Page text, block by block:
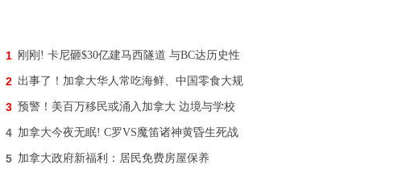
1 刚刚! 卡尼砸$30亿建马西隧道 与BC达历史性
2 出事了！加拿大华人常吃海鲜、中国零食大规
3 预警！美百万移民或涌入加拿大 边境与学校
4 加拿大今夜无眠! C罗VS魔笛诸神黄昏生死战
5 加拿大政府新福利：居民免费房屋保养